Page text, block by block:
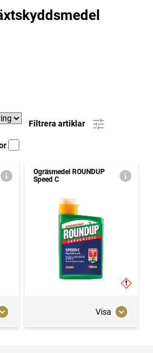
Filtrera artiklar
Ogräsmedel ROUNDUP
Speed C
Visa